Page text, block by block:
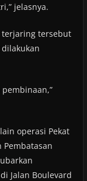
jelasnya.
terjaring tersebut
operasi Pekat
Pembatasan
Jalan Boulevard